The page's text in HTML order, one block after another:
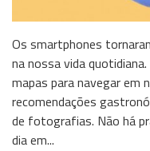
Os smartphones
na nossa vida
mapas para navegar em
recomendações
de fotografias. Não há
dia em...